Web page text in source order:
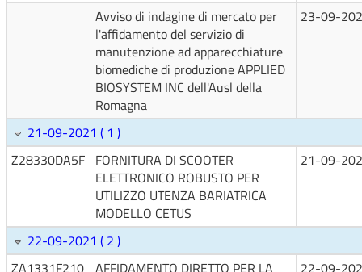
Avviso di indagine di mercato per
l'affidamento del servizio di
manutenzione ad apparecchiature
biomediche di produzione APPLIED
BIOSYSTEM INC dell'Ausl della
Romagna
23-09-
21-09-2021 ( 1 )
Z28330DA5F FORNITURA DI SCOOTER
ELETTRONICO ROBUSTO PER
UTILIZZO UTENZA BARIATRICA
MODELLO CETUS
21-09-
22-09-2021 ( 2 )
ZA1331F210 AFFIDAMENTO DIRETTO PER LA
22-09-